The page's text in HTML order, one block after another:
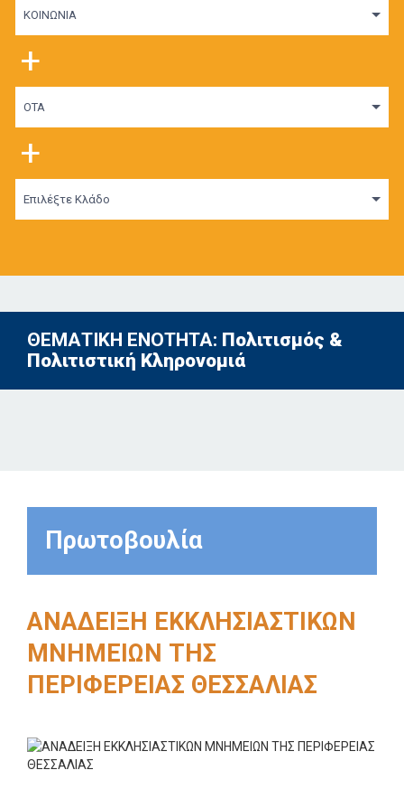
ΚΟΙΝΩΝΙΑ
+
ΟΤΑ
+
Επιλέξτε Κλάδο
ΘΕΜΑΤΙΚΗ ΕΝΟΤΗΤΑ: Πολιτισμός &
Πολιτιστική Κληρονομιά
Πρωτοβουλία
ΑΝΑΔΕΙΞΗ ΕΚΚΛΗΣΙΑΣΤΙΚΩΝ
ΜΝΗΜΕΙΩΝ ΤΗΣ
ΠΕΡΙΦΕΡΕΙΑΣ ΘΕΣΣΑΛΙΑΣ